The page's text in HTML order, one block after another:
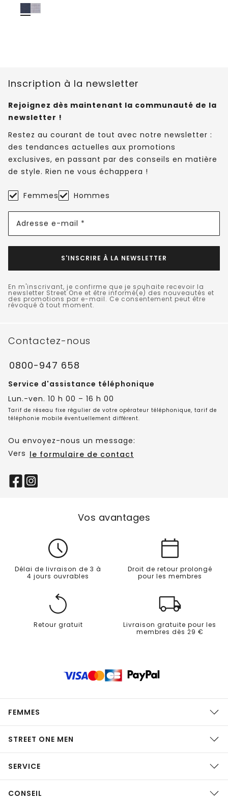
Inscription à la newsletter
Rejoignez dès maintenant la communauté de la
newsletter !
Restez au courant de tout avec notre newsletter :
des tendances actuelles aux promotions
exclusives, en passant par des conseils en matière
de style. Rien ne vous échappera !
Femmes Hommes
Adresse e-mail *
S'INSCRIRE À LA NEWSLETTER
En m'inscrivant, je confirme que je souhaite recevoir la
newsletter Street One et être informé(e) des nouveautés et
des promotions par e-mail. Ce consentement peut être
révoqué à tout moment.
Contactez-nous
0800-947 658
Service d'assistance téléphonique
Lun.-ven. 10 h 00 – 16 h 00
Tarif de réseau fixe régulier de votre opérateur téléphonique, tarif de
téléphonie mobile éventuellement différent.
Ou envoyez-nous un message:
Vers le formulaire de contact
Vos avantages
Délai de livraison de 3 à
4 jours ouvrables
Droit de retour prolongé
pour les membres
Retour gratuit
Livraison gratuite pour les
membres dès 29 €
FEMMES
STREET ONE MEN
SERVICE
CONSEIL